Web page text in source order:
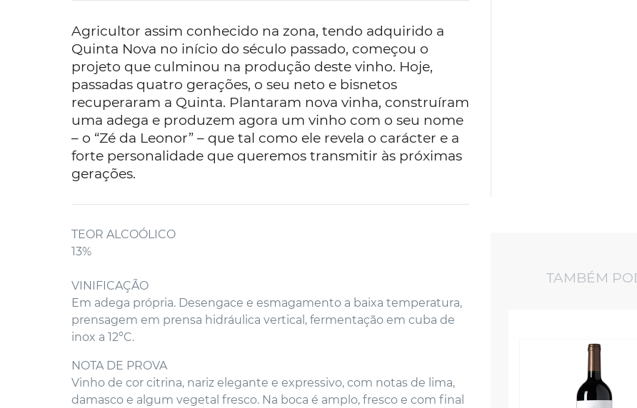
Agricultor assim conhecido na zona, tendo adquirido a
Quinta Nova no início do século passado, começou o
projeto que culminou na produção deste vinho. Hoje,
passadas quatro gerações, o seu neto e bisnetos
recuperaram a Quinta. Plantaram nova vinha, construíram
uma adega e produzem agora um vinho com o seu nome
– o “Zé da Leonor” – que tal como ele revela o carácter e a
forte personalidade que queremos transmitir às próximas
gerações.
TEOR ALCOÓLICO
13%
VINIFICAÇÃO
Em adega própria. Desengace e esmagamento a baixa temperatura,
prensagem em prensa hidráulica vertical, fermentação em cuba de
inox a 12ºC.
NOTA DE PROVA
Vinho de cor citrina, nariz elegante e expressivo, com notas de lima,
damasco e algum vegetal fresco. Na boca é amplo, fresco e com final
TAMBÉM